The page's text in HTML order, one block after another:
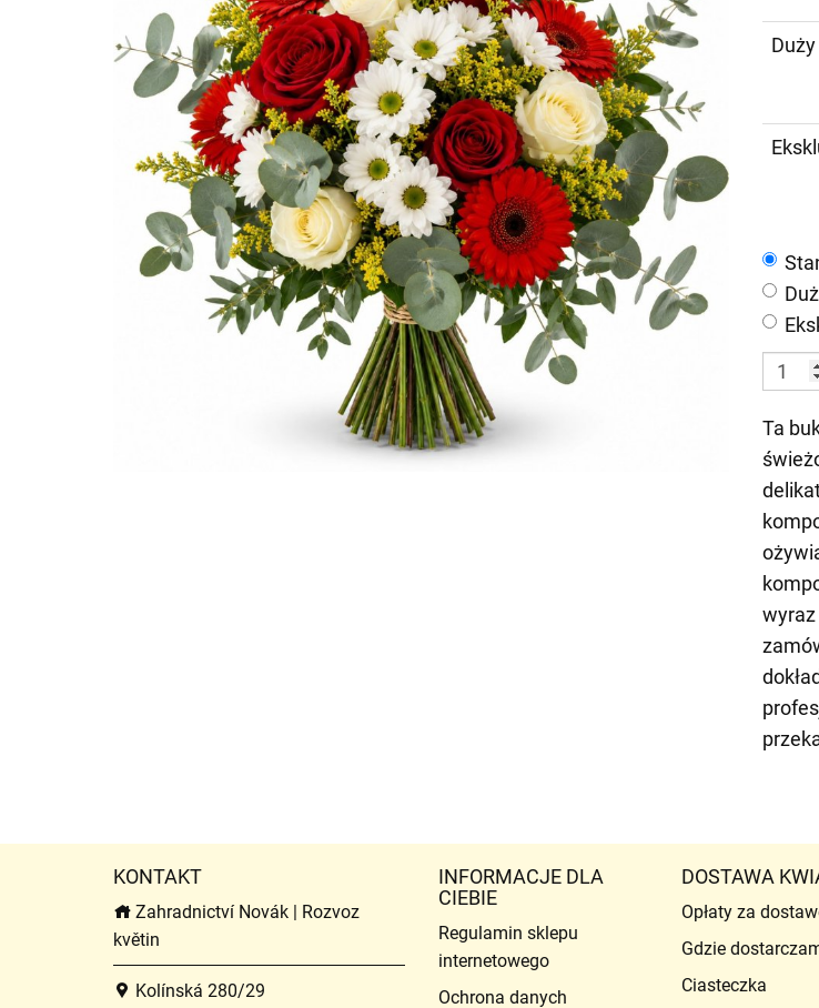
Duży
Ta
KONTAKT
Zahradnictví Novák | Rozvoz
květin
Kolínská 280/29
INFORMACJE DLA
CIEBIE
Regulamin sklepu
internetowego
Ochrona danych
DOSTAWA
Opłaty za
Gdzie
Ciasteczka